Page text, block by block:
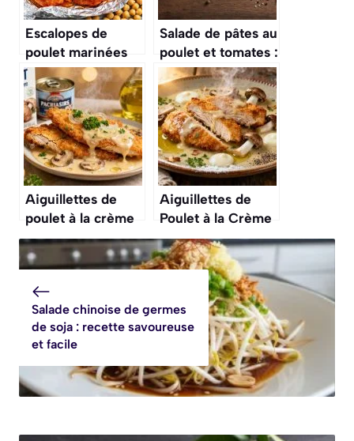
Escalopes de
poulet marinées
au paprika en
papillotes : recette
savoureuse
Salade de pâtes au
poulet et tomates :
recette
savoureuse et
facile
Aiguillettes de
poulet à la crème
fraîche : recette
gourmande
Aiguillettes de
Poulet à la Crème
au Cookeo
Salade chinoise de germes
de soja : recette savoureuse
et facile